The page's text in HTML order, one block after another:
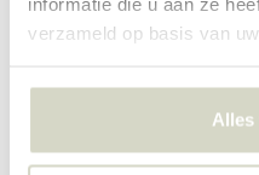
verzameld op basis van
Alles
Materiaal: katoen